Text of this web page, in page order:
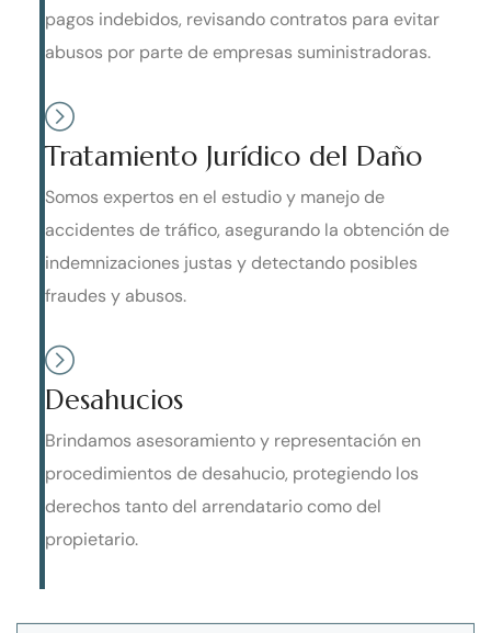
pagos indebidos, revisando contratos para evitar
abusos por parte de empresas suministradoras.
Tratamiento Jurídico del Daño
Somos expertos en el estudio y manejo de
accidentes de tráfico, asegurando la obtención de
indemnizaciones justas y detectando posibles
fraudes y abusos.
Desahucios
Brindamos asesoramiento y representación en
procedimientos de desahucio, protegiendo los
derechos tanto del arrendatario como del
propietario.